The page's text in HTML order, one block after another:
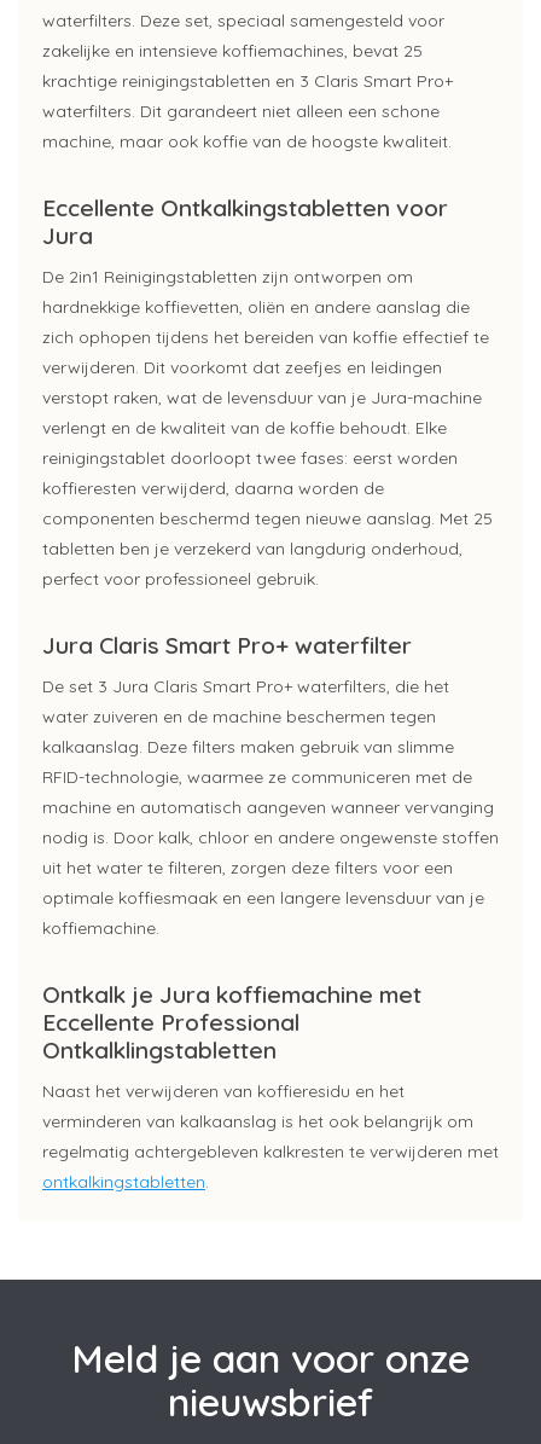
waterfilters. Deze set, speciaal samengesteld voor
zakelijke en intensieve koffiemachines, bevat 25
krachtige reinigingstabletten en 3 Claris Smart Pro+
waterfilters. Dit garandeert niet alleen een schone
machine, maar ook koffie van de hoogste kwaliteit.
Eccellente Ontkalkingstabletten voor
Jura
De 2in1 Reinigingstabletten zijn ontworpen om
hardnekkige koffievetten, oliën en andere aanslag die
zich ophopen tijdens het bereiden van koffie effectief te
verwijderen. Dit voorkomt dat zeefjes en leidingen
verstopt raken, wat de levensduur van je Jura-machine
verlengt en de kwaliteit van de koffie behoudt. Elke
reinigingstablet doorloopt twee fases: eerst worden
koffieresten verwijderd, daarna worden de
componenten beschermd tegen nieuwe aanslag. Met 25
tabletten ben je verzekerd van langdurig onderhoud,
perfect voor professioneel gebruik.
Jura Claris Smart Pro+ waterfilter
De set 3 Jura Claris Smart Pro+ waterfilters, die het
water zuiveren en de machine beschermen tegen
kalkaanslag. Deze filters maken gebruik van slimme
RFID-technologie, waarmee ze communiceren met de
machine en automatisch aangeven wanneer vervanging
nodig is. Door kalk, chloor en andere ongewenste stoffen
uit het water te filteren, zorgen deze filters voor een
optimale koffiesmaak en een langere levensduur van je
koffiemachine.
Ontkalk je Jura koffiemachine met
Eccellente Professional
Ontkalklingstabletten
Naast het verwijderen van koffieresidu en het
verminderen van kalkaanslag is het ook belangrijk om
regelmatig achtergebleven kalkresten te verwijderen met
ontkalkingstabletten.
Meld je aan voor onze
nieuwsbrief